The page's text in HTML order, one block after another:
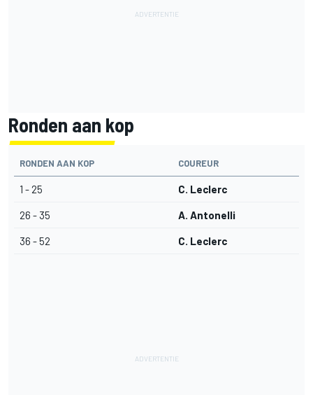
Ronden aan kop
RONDEN AAN KOP COUREUR
1 - 25 C. Leclerc
26 - 35 A. Antonelli
36 - 52 C. Leclerc